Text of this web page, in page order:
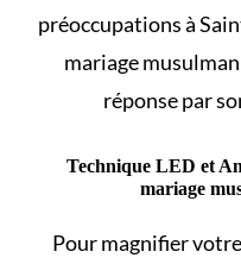
préoccupations à
mariage
réponse par
Technique LED et
mariage
Pour magnifier